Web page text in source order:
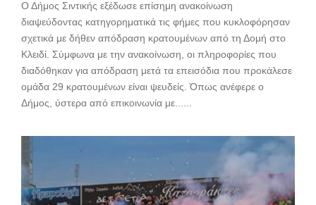
Ο Δήμος Σιντικής εξέδωσε επίσημη ανακοίνωση
διαψεύδοντας κατηγορηματικά τις φήμες που κυκλοφόρησαν
σχετικά με δήθεν απόδραση κρατουμένων από τη Δομή στο
Κλειδί. Σύμφωνα με την ανακοίνωση, οι πληροφορίες που
διαδόθηκαν για απόδραση μετά τα επεισόδια που προκάλεσε
ομάδα 29 κρατουμένων είναι ψευδείς. Όπως ανέφερε ο
Δήμος, ύστερα από επικοινωνία με......